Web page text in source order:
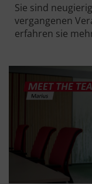
Sie sind
vergangenen
erfahren sie